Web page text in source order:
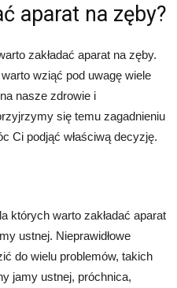
aparat na zęby?
zakładać aparat na zęby.
wziąć pod uwagę wiele
nasze zdrowie i
się temu zagadnieniu
Ci podjąć właściwą decyzję.
których warto zakładać aparat
ustnej. Nieprawidłowe
do wielu problemów, takich
jamy ustnej, próchnica,